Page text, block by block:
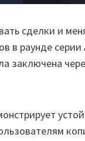
сделки и
в раунде
заключена